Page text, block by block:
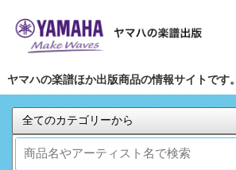
ヤマハの楽譜ほか出版商品の情報サイトです。